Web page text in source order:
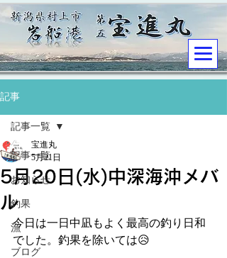
記事
記事一覧
お知らせ
釣果
漁
ブログ
記事一覧
5月20日(水)中深海沖メバ
ル
宝進丸
5月21日
今日は一日中凪もよく最高の釣り日和
でした。釣果を除いては😥